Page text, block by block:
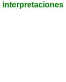
interpretaciones